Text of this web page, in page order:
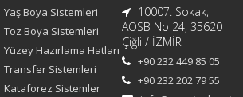
Yaş Boya Sistemleri
Toz Boya Sistemleri
Yüzey Hazırlama Hatları
Transfer Sistemleri
Kataforez Sistemler
10007. Sokak,
AOSB No 24, 35620
Çiğli / İZMİR
+90 232 449 85 05
+90 232 202 79 55